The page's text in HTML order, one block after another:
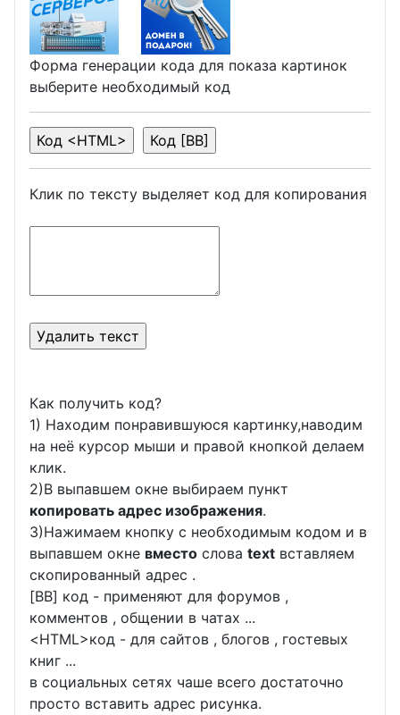
Форма генерации кода для показа картинок
выберите необходимый код
Клик по тексту выделяет код для копирования
Как получить код?
1) Находим понравившуюся картинку,наводим
на неё курсор мыши и правой кнопкой делаем
клик.
2)В выпавшем окне выбираем пункт
копировать адрес изображения.
3)Нажимаем кнопку с необходимым кодом и в
выпавшем окне вместо слова text вставляем
скопированный адрес .
[BB] код - применяют для форумов ,
комментов , общении в чатах ...
<HTML>код - для сайтов , блогов , гостевых
книг ...
в социальных сетях чаше всего достаточно
просто вставить адрес рисунка.